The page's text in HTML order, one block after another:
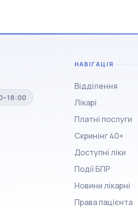
НАВІГАЦІЯ
Відділення
Лікарі
Платні послуги
Скринінг 40+
Доступні ліки
Події БПР
Новини лікарні
Права пацієнта